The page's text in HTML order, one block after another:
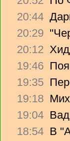
20:44
20:29
20:12
19:46
19:35
19:18
19:04
18:54 В